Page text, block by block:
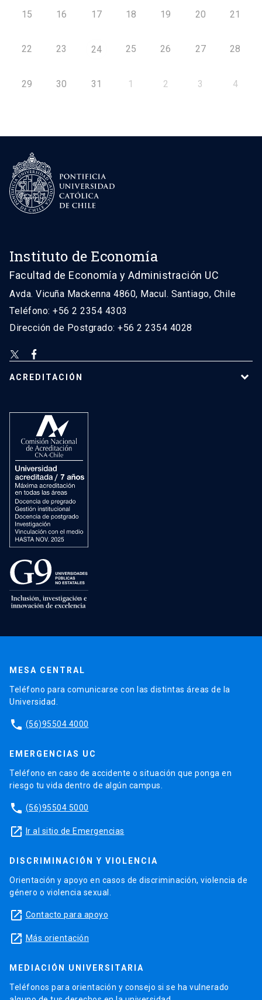
15 16 17 18 19 20 21
22 23 24 25 26 27 28
29 30 31 1 2 3 4
Instituto de Economía
Facultad de Economía y Administración UC
Avda. Vicuña Mackenna 4860, Macul. Santiago, Chile
Teléfono: +56 2 2354 4303
Dirección de Postgrado: +56 2 2354 4028
ACREDITACIÓN
MESA CENTRAL
Teléfono para comunicarse con las distintas áreas de la
Universidad.
phone (56)95504 4000
EMERGENCIAS UC
Teléfono en caso de accidente o situación que ponga en
riesgo tu vida dentro de algún campus.
phone (56)95504 5000
launch Ir al sitio de Emergencias
DISCRIMINACIÓN Y VIOLENCIA
Orientación y apoyo en casos de discriminación, violencia de
género o violencia sexual.
launch Contacto para apoyo
launch Más orientación
MEDIACIÓN UNIVERSITARIA
Teléfonos para orientación y consejo si se ha vulnerado